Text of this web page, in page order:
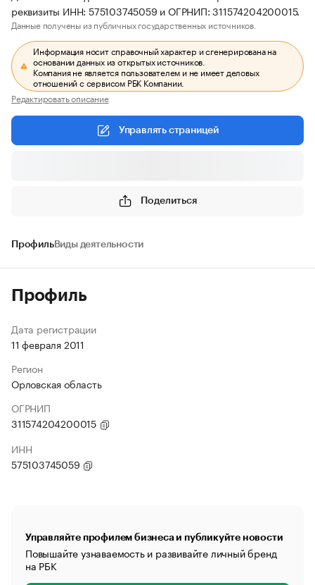
реквизиты ИНН: 575103745059 и ОГРНИП: 311574204200015.
Данные получены из публичных государственных источников.
Информация носит справочный характер и сгенерирована на
основании данных из открытых источников.
Компания не является пользователем и не имеет деловых
отношений с сервисом РБК Компании.
Редактировать описание
Управлять страницей
Поделиться
ПрофильВиды деятельности
Профиль
Дата регистрации
11 февраля 2011
Регион
Орловская область
ОГРНИП
311574204200015
ИНН
575103745059
Управляйте профилем бизнеса и публикуйте новости
Повышайте узнаваемость и развивайте личный бренд
на РБК